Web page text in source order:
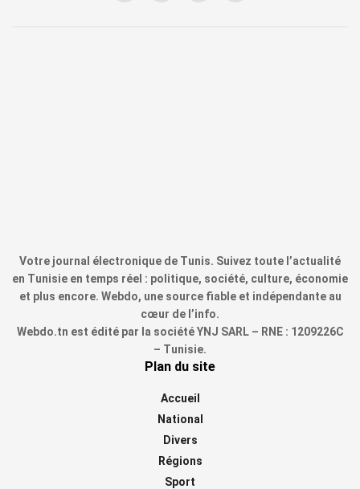
Votre journal électronique de Tunis. Suivez toute l’actualité
en Tunisie en temps réel : politique, société, culture, économie
et plus encore. Webdo, une source fiable et indépendante au
cœur de l’info.
Webdo.tn est édité par la société YNJ SARL – RNE : 1209226C
– Tunisie.
Plan du site
Accueil
National
Divers
Régions
Sport